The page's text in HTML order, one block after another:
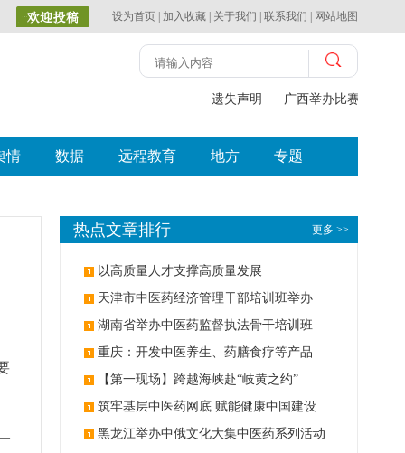
设为首页 加入收藏 关于我们 联系我们 网站地图
遗失声明 广西举办比赛探索中
情 数据 远程教育 地方 专题
更多 >>
热点文章排行
以高质量人才支撑高质量发展
天津市中医药经济管理干部培训班举办
湖南省举办中医药监督执法骨干培训班
重庆：开发中医养生、药膳食疗等产品
【第一现场】跨越海峡赴“岐黄之约”
筑牢基层中医药网底 赋能健康中国建设
黑龙江举办中俄文化大集中医药系列活动